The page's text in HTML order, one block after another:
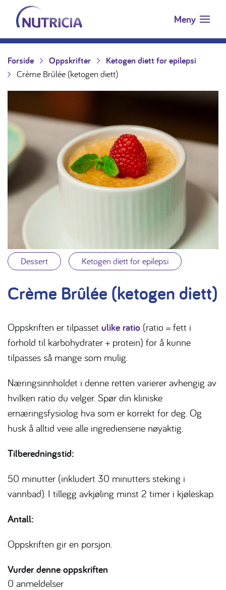
Hopp til innholdet
Nutricia.no Meny
Forside Oppskrifter
Ketogen diett for epilepsi
Crème Brûlée (ketogen diett)
Dessert Ketogen diett for epilepsi
Crème Brûlée (ketogen diett)
Oppskriften er tilpasset ulike ratio (ratio = fett i
forhold til karbohydrater + protein) for å kunne
tilpasses så mange som mulig.
Næringsinnholdet i denne retten varierer avhengig av
hvilken ratio du velger. Spør din kliniske
ernæringsfysiolog hva som er korrekt for deg. Og
husk å alltid veie alle ingrediensene nøyaktig.
Tilberedningstid:
50 minutter (inkludert 30 minutters steking i
vannbad). I tillegg avkjøling minst 2 timer i kjøleskap.
Antall:
Oppskriften gir en porsjon.
Vurder denne oppskriften
0 anmeldelser